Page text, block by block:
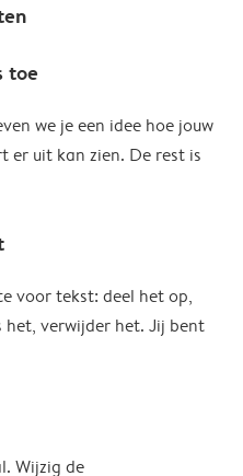
toe
we je een idee hoe jouw
er uit kan zien. De rest is
voor tekst: deel het op,
verwijder het. Jij bent
Wijzig de